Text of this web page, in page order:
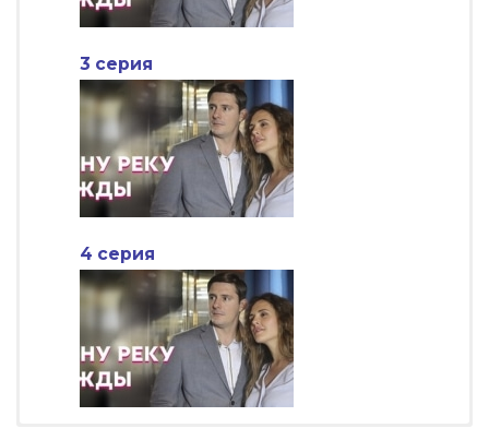
3 серия
4 серия